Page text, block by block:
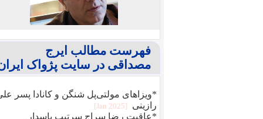
فهرست مطالب ایرج
مصداقی در سایت پژواک
*ویزا‌های مولتی‌پل شنگن و کانادا پسر
رازینی
[2025 Jan]
*عاقبت رضا سراج سرتيپ پاسدار